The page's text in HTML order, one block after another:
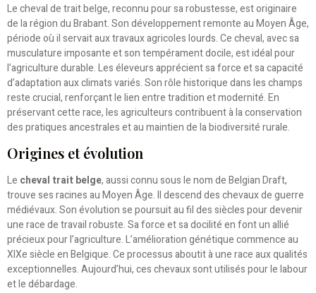
Le cheval de trait belge, reconnu pour sa robustesse, est originaire
de la région du Brabant. Son développement remonte au Moyen Âge,
période où il servait aux travaux agricoles lourds. Ce cheval, avec sa
musculature imposante et son tempérament docile, est idéal pour
l’agriculture durable. Les éleveurs apprécient sa force et sa capacité
d’adaptation aux climats variés. Son rôle historique dans les champs
reste crucial, renforçant le lien entre tradition et modernité. En
préservant cette race, les agriculteurs contribuent à la conservation
des pratiques ancestrales et au maintien de la biodiversité rurale.
Origines et évolution
Le cheval trait belge, aussi connu sous le nom de Belgian Draft,
trouve ses racines au Moyen Âge. Il descend des chevaux de guerre
médiévaux. Son évolution se poursuit au fil des siècles pour devenir
une race de travail robuste. Sa force et sa docilité en font un allié
précieux pour l’agriculture. L’amélioration génétique commence au
XIXe siècle en Belgique. Ce processus aboutit à une race aux qualités
exceptionnelles. Aujourd’hui, ces chevaux sont utilisés pour le labour
et le débardage.